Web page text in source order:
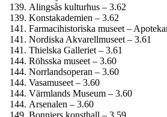
Alingsås kulturhus – 3.62
Konst­akademien – 3.62
Farmaci­historiska museet –
Nordiska Akvarellmuseet – 3.61
Thielska Galleriet – 3.61
Röhsska museet – 3.60
Norrlandsoperan – 3.60
Vasamuseet – 3.60
Värmlands Museum – 3.60
Arsenalen – 3.60